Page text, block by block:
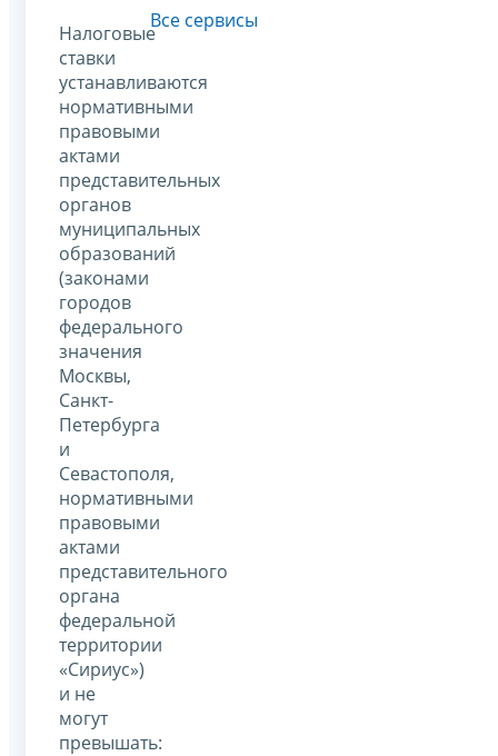
Налоговые
ставки
устанавливаются
нормативными
правовыми
актами
представительных
органов
муниципальных
образований
(законами
городов
федерального
значения
Москвы,
Санкт-
Петербурга
и
Севастополя,
нормативными
правовыми
актами
представительного
органа
федеральной
территории
«Сириус»)
и не
могут
превышать:
Все сервисы